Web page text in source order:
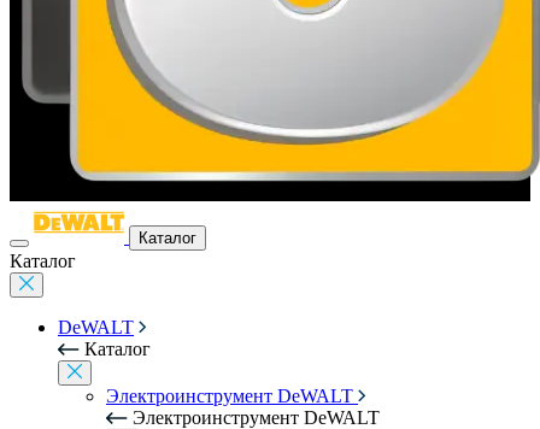
Каталог
Каталог
DeWALT
Каталог
Электроинструмент DeWALT
Электроинструмент DeWALT